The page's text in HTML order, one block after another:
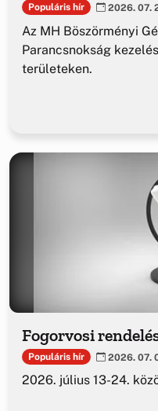
Populáris hír 2026. 07.
Az MH Böszörményi
Parancsnokság
területeken.
Fogorvosi
Populáris hír 2026. 07.
2026. július 13-24.